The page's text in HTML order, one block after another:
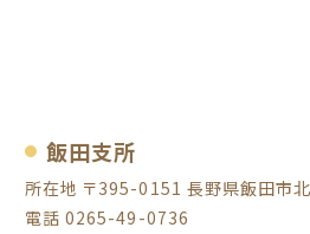
飯田支所
所在地 〒395-0151 長野県飯田市
電話 0265-49-0736